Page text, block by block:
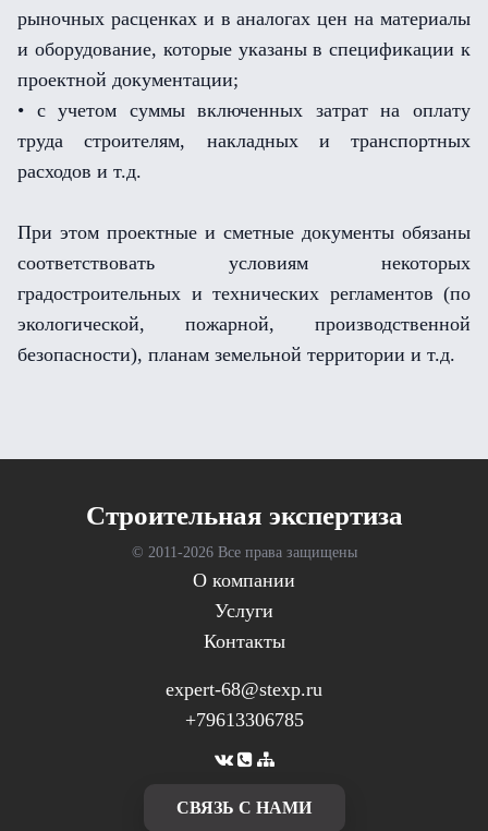
рыночных расценках и в аналогах цен на материалы
и оборудование, которые указаны в спецификации к
проектной документации;
• с учетом суммы включенных затрат на оплату
труда строителям, накладных и транспортных
расходов и т.д.
При этом проектные и сметные документы обязаны
соответствовать условиям некоторых
градостроительных и технических регламентов (по
экологической, пожарной, производственной
безопасности), планам земельной территории и т.д.
Cтроительная экспертиза
© 2011-2026 Все права защищены
О компании
Услуги
Контакты
expert-68@stexp.ru
+79613306785
CВЯЗЬ С НАМИ